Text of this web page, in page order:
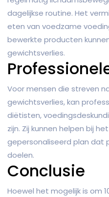
dagelijkse routine. Het
eten van voedzame
bewerkte producten
gewichtsverlies.
Voor mensen die streven
gewichtsverlies, kan
diëtisten,
zijn. Zij kunnen helpen bij
gepersonaliseerd plan dat
doelen.
Conclusie
Hoewel het mogelijk is om